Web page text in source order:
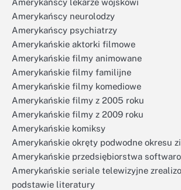
Amerykańscy lekarze wojskowi
Amerykańscy neurolodzy
Amerykańscy psychiatrzy
Amerykańskie aktorki filmowe
Amerykańskie filmy animowane
Amerykańskie filmy familijne
Amerykańskie filmy komediowe
Amerykańskie filmy z 2005 roku
Amerykańskie filmy z 2009 roku
Amerykańskie komiksy
Amerykańskie okręty podwodne okresu
Amerykańskie przedsiębiorstwa
Amerykańskie seriale telewizyjne
podstawie literatury